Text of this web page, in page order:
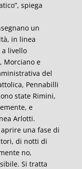
spiega
un
in linea
a livello
Morciano e
del
Pennabilli
state Rimini,
e
Arlotti.
una fase di
di notti di
no,
Si tratta